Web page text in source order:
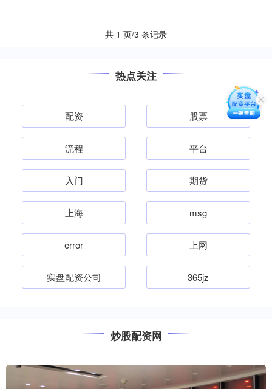
共 1 页/3 条记录
热点关注
配资 股票
流程 平台
入门 期货
上海 msg
error 上网
实盘配资公司 365jz
炒股配资网